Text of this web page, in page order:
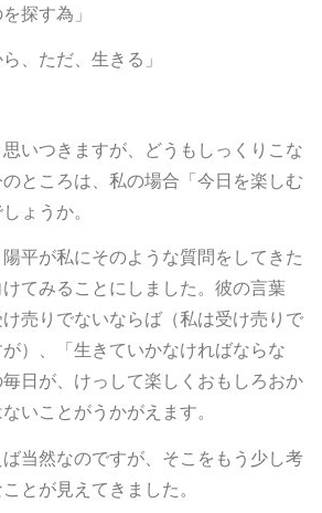
探す為」
、ただ、生きる」
いつきますが、どうもしっくりこな
ところは、私の場合「今日を楽しむ
ょうか。
平が私にそのような質問をしてきた
てみることにしました。彼の言葉
売りでないならば（私は受け売りで
）、「生きていかなければならな
日が、けっして楽しくおもしろおか
いことがうかがえます。
当然なのですが、そこをもう少し考
とが見えてきました。